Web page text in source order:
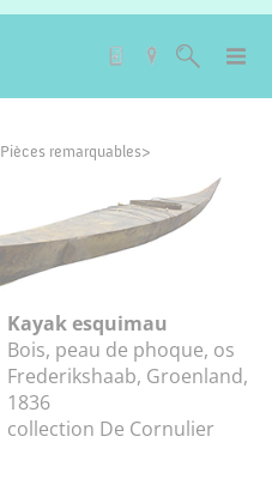
Pièces remarquables
Kayak esquimau
Bois, peau de phoque, os
Frederikshaab, Groenland,
1836
collection De Cornulier